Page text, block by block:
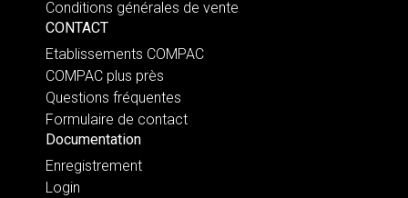
Conditions générales de vente
CONTACT
Etablissements COMPAC
COMPAC plus près
Questions fréquentes
Formulaire de contact
Documentation
Enregistrement
Login